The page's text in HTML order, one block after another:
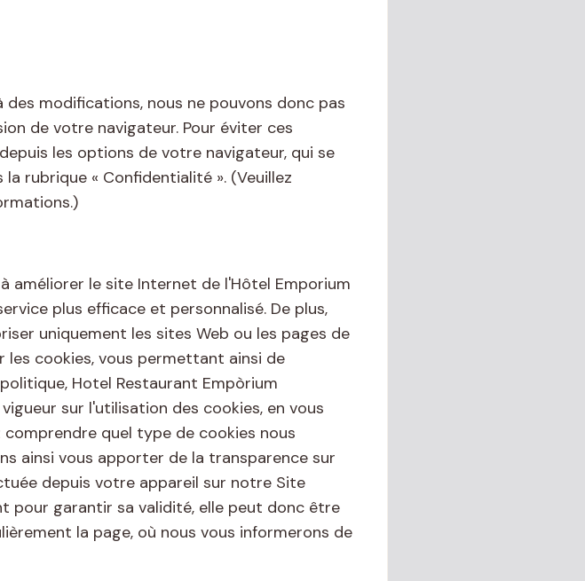
modifications, nous ne pouvons donc pas
de votre navigateur. Pour éviter ces
les options de votre navigateur, qui se
rubrique « Confidentialité ». (Veuillez
améliorer le site Internet de l'Hôtel Emporium
plus efficace et personnalisé. De plus,
uniquement les sites Web ou les pages de
cookies, vous permettant ainsi de
Hotel Restaurant Empòrium
sur l'utilisation des cookies, en vous
quel type de cookies nous
ainsi vous apporter de la transparence sur
depuis votre appareil sur notre Site
pour garantir sa validité, elle peut donc être
la page, où nous vous informerons de